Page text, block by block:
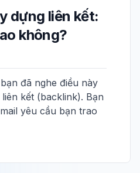
dựng liên kết:
không?
đã nghe điều này
kết (backlink). Bạn
yêu cầu bạn trao